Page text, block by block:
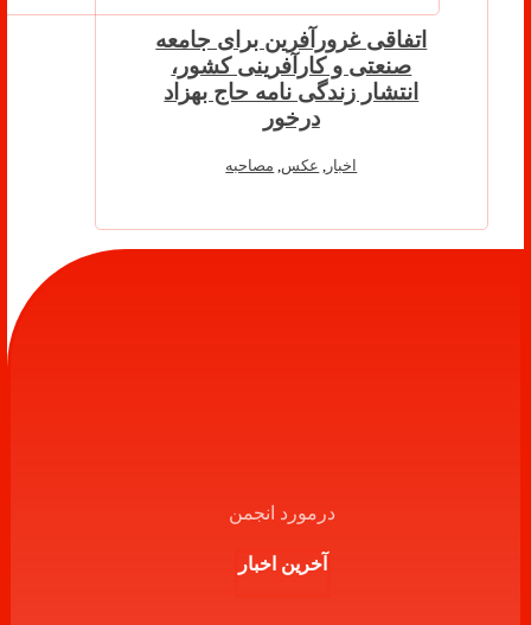
اتفاقی غرورآفرین برای جامعه
صنعتی و کارآفرینی کشور،
انتشار زندگی نامه حاج بهزاد
درخور
اخبار عکس مصاحبه
درمورد انجمن
آخرین اخبار